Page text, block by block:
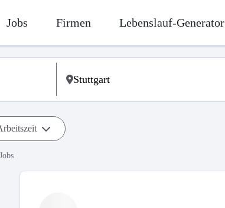
Jobs Firmen Lebenslauf-Generator